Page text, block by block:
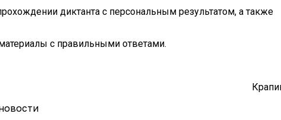
диктанта с персональным результатом, а также
с правильными ответами.